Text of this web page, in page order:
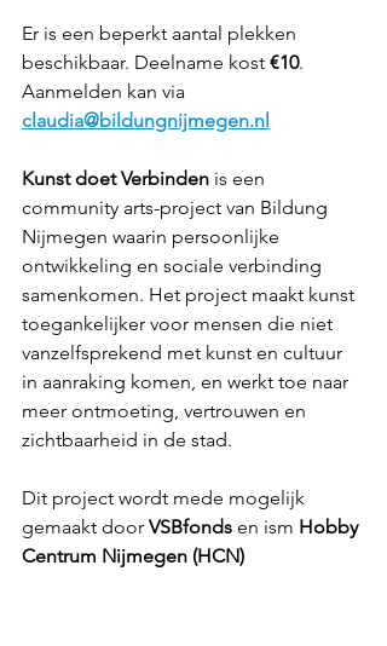
Er is een beperkt aantal plekken
beschikbaar. Deelname kost €10.
Aanmelden kan via
claudia@bildungnijmegen.nl
Kunst doet Verbinden is een
community arts-project van Bildung
Nijmegen waarin persoonlijke
ontwikkeling en sociale verbinding
samenkomen. Het project maakt kunst
toegankelijker voor mensen die niet
vanzelfsprekend met kunst en cultuur
in aanraking komen, en werkt toe naar
meer ontmoeting, vertrouwen en
zichtbaarheid in de stad.
Dit project wordt mede mogelijk
gemaakt door VSBfonds en ism Hobby
Centrum Nijmegen (HCN)